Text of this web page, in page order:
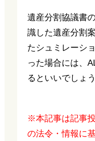
遺産分割協議書
識した遺産分割
たシュミレーシ
った場合には、
るといいでしょう
※本記事は記事投
の法令・情報に